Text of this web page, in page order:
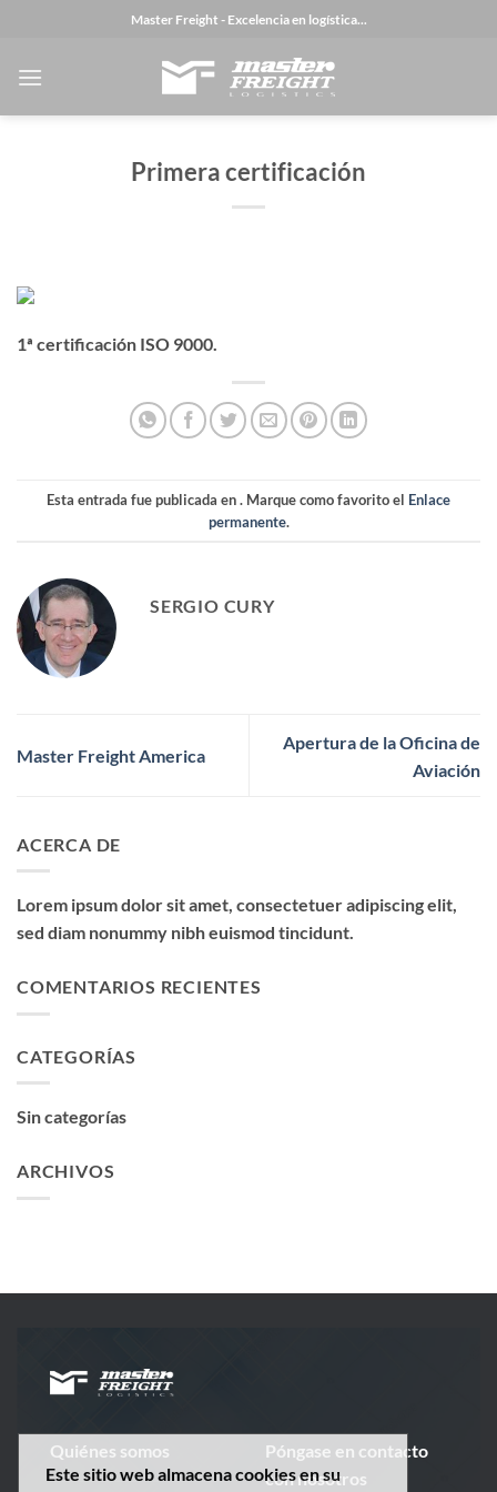
Este sitio web almacena cookies en su
contenido
Master Freight - Excelencia en logística...
Primera certificación
1ª certificación ISO 9000.
Esta entrada fue publicada en . Marque como favorito el Enlace
permanente.
SERGIO CURY
Master Freight America
Apertura de la Oficina de
Aviación
ACERCA DE
Lorem ipsum dolor sit amet, consectetuer adipiscing elit,
sed diam nonummy nibh euismod tincidunt.
COMENTARIOS RECIENTES
CATEGORÍAS
Sin categorías
ARCHIVOS
Quiénes somos
Póngase en contacto
con nosotros